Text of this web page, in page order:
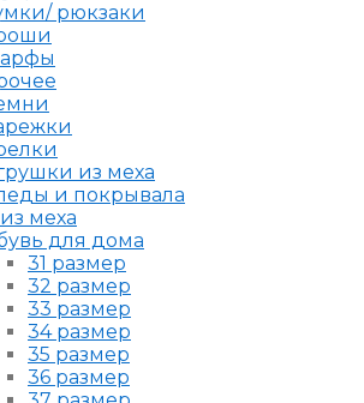
рюкзаки
из меха
и покрывала
меха
для дома
31 размер
32 размер
33 размер
34 размер
35 размер
36 размер